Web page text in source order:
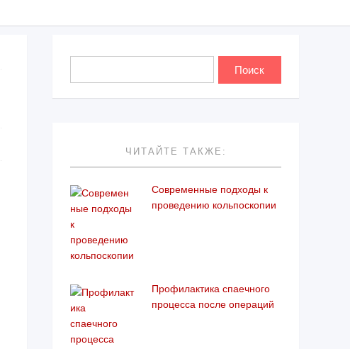
ЧИТАЙТЕ ТАКЖЕ:
Современные подходы к
проведению кольпоскопии
Профилактика спаечного
процесса после операций